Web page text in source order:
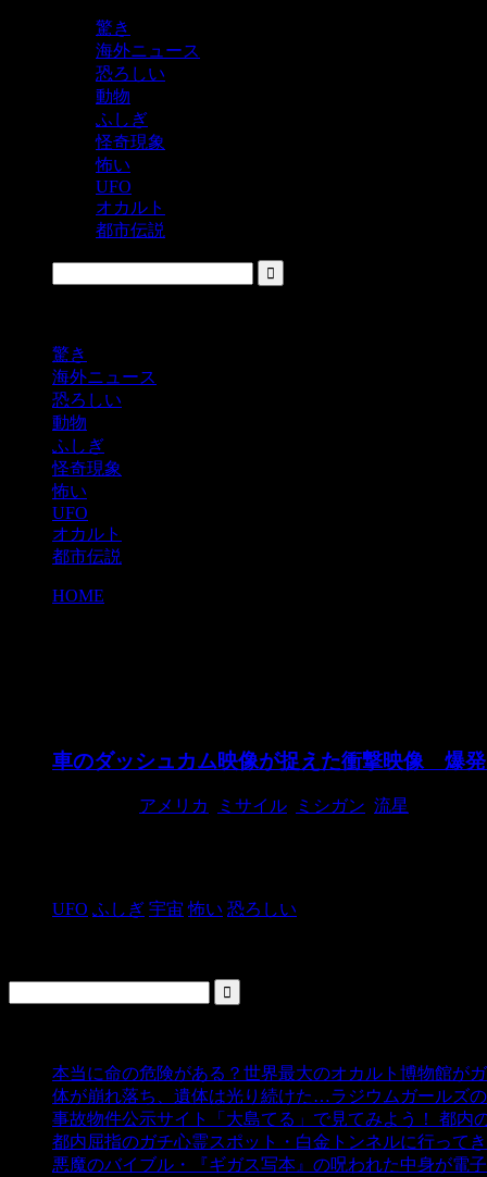
驚き
海外ニュース
恐ろしい
動物
ふしぎ
怪奇現象
怖い
UFO
オカルト
都市伝説
驚き
海外ニュース
恐ろしい
動物
ふしぎ
怪奇現象
怖い
UFO
オカルト
都市伝説
HOME
車のダッシュカム映像が捉えた衝撃映像 爆
アメリカ ミサイル ミシガン 流星
UFO ふしぎ 宇宙 怖い 恐ろしい
本当に命の危険がある？世界最大のオカルト博物館が
体が崩れ落ち、遺体は光り続けた…ラジウムガールズの
事故物件公示サイト「大島てる」で見てみよう！ 都内
都内屈指のガチ心霊スポット・白金トンネルに行ってき
悪魔のバイブル・『ギガス写本』の呪われた中身が電